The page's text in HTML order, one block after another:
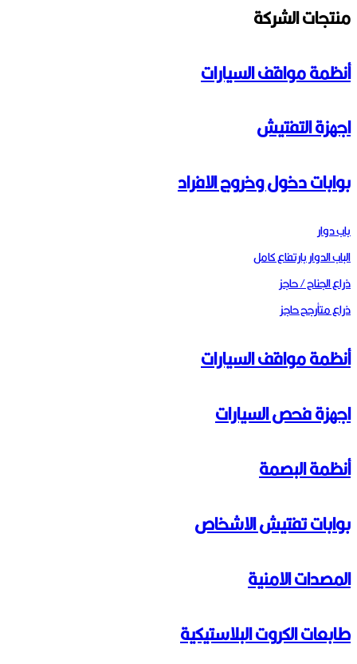
منتجات الشركة
أنظمة مواقف السيارات
اجهزة التفتيش
بوابات دخول وخروج الافراد
باب دوار
الباب الدوار بارتفاع كامل
ذراع الجناح / حاجز
ذراع متأرجح حاجز
أنظمة مواقف السيارات
اجهزة فحص السيارات
أنظمة البصمة
بوابات تفتيش الاشخاص
المصدات الامنية
طابعات الكروت البلاستيكية